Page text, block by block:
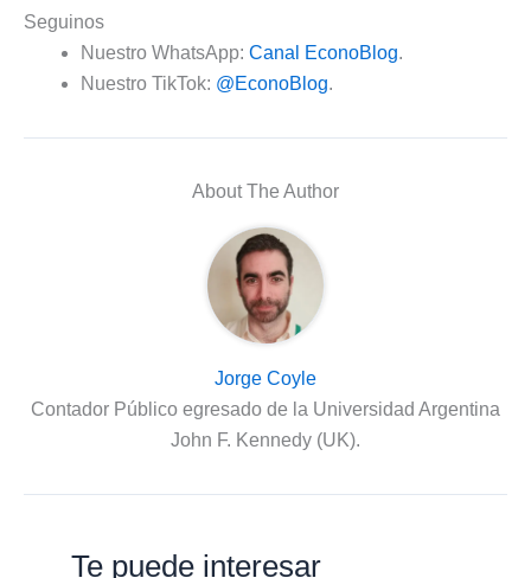
Seguinos
Nuestro WhatsApp: Canal EconoBlog.
Nuestro TikTok: @EconoBlog.
About The Author
Jorge Coyle
Contador Público egresado de la Universidad Argentina
John F. Kennedy (UK).
Te puede interesar